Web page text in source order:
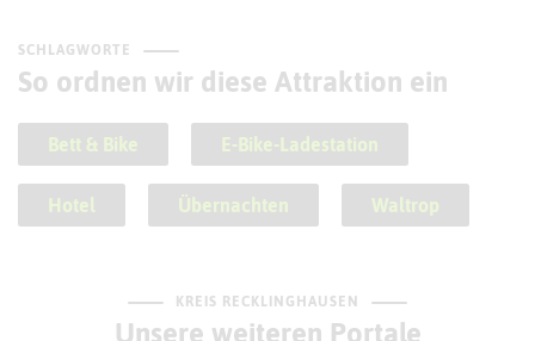
SCHLAGWORTE
So ordnen wir diese Attraktion ein
Bett & Bike E-Bike-Ladestation
Hotel Übernachten Waltrop
KREIS RECKLINGHAUSEN
Unsere weiteren Portale